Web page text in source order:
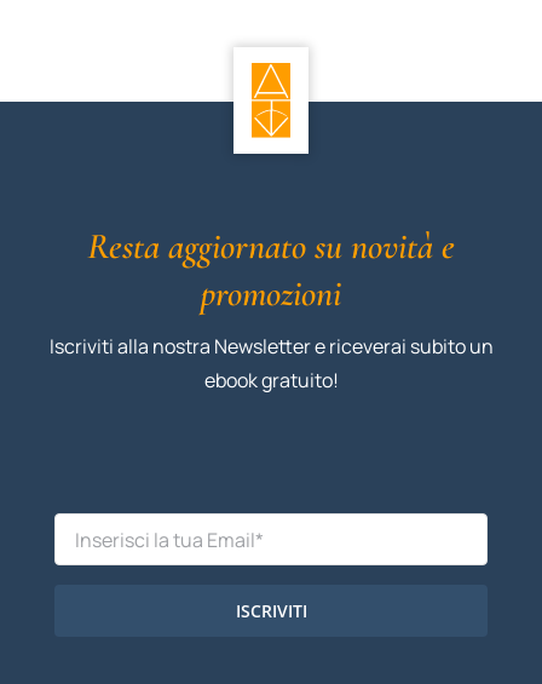
Resta aggiornato su novità e
promozioni
Iscriviti alla nostra Newsletter e riceverai subito un
ebook gratuito!
ISCRIVITI